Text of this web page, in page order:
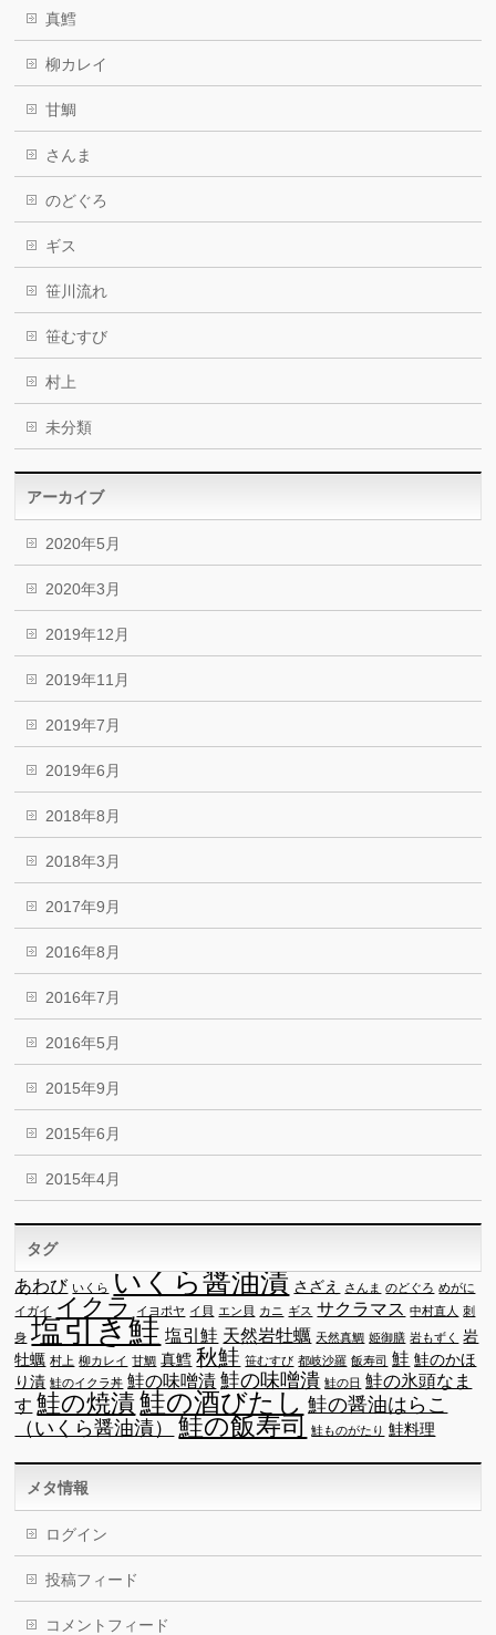
真鱈
柳カレイ
甘鯛
さんま
のどぐろ
ギス
笹川流れ
笹むすび
村上
未分類
アーカイブ
2020年5月
2020年3月
2019年12月
2019年11月
2019年7月
2019年6月
2018年8月
2018年3月
2017年9月
2016年8月
2016年7月
2016年5月
2015年9月
2015年6月
2015年4月
タグ
あわび いくら いくら醤油漬 さざえ さんま のどぐろ めがに
イガイ
イクラ イヨポヤ イ貝 エン貝 カニ ギス サクラマス 中村直人
刺
身 塩引き鮭 塩引鮭 天然岩牡蠣 天然真鯛 姫御膳 岩もずく
岩
牡蠣 村上 柳カレイ 甘鯛 真鱈 秋鮭 笹むすび 都岐沙羅 飯寿司 鮭 鮭のかほ
り漬 鮭のイクラ丼 鮭の味噌漬 鮭の味噌潰 鮭の日 鮭の氷頭なま
す 鮭の焼漬鮭の酒びたし 鮭の醤油はらこ
（いくら醤油漬）
鮭の飯寿司 鮭ものがたり 鮭料理
メタ情報
ログイン
投稿フィード
コメントフィード